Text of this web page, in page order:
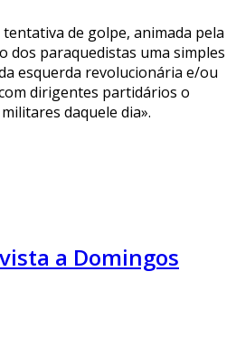
de golpe, animada pela
dos paraquedistas uma simples
esquerda revolucionária e/ou
dirigentes partidários o
daquele dia».
a Domingos